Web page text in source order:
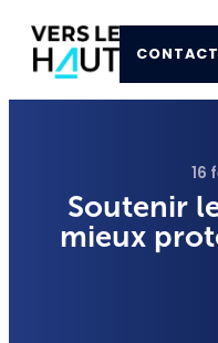
CONTACT
16
Soutenir
mieux